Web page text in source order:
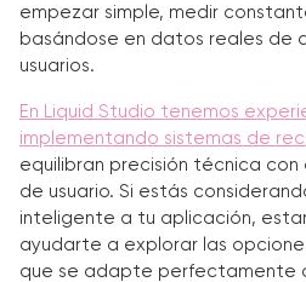
empezar simple, medir
basándose en datos reales de
usuarios.
En Liquid Studio tenemos
implementando sistemas de
equilibran precisión técnica
de usuario. Si estás
inteligente a tu aplicación,
ayudarte a explorar las
que se adapte perfectamente